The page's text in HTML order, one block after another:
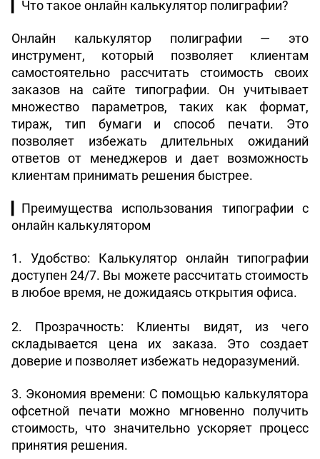
Что такое онлайн калькулятор полиграфии?
Онлайн калькулятор полиграфии — это
инструмент, который позволяет клиентам
самостоятельно рассчитать стоимость своих
заказов на сайте типографии. Он учитывает
множество параметров, таких как формат,
тираж, тип бумаги и способ печати. Это
позволяет избежать длительных ожиданий
ответов от менеджеров и дает возможность
клиентам принимать решения быстрее.
Преимущества использования типографии с
онлайн калькулятором
1. Удобство: Калькулятор онлайн типографии
доступен 24/7. Вы можете рассчитать стоимость
в любое время, не дожидаясь открытия офиса.
2. Прозрачность: Клиенты видят, из чего
складывается цена их заказа. Это создает
доверие и позволяет избежать недоразумений.
3. Экономия времени: С помощью калькулятора
офсетной печати можно мгновенно получить
стоимость, что значительно ускоряет процесс
принятия решения.